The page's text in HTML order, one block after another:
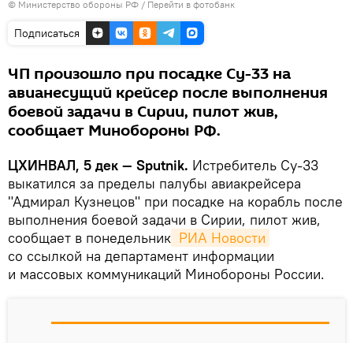
© Министерство обороны РФ / Перейти в фотобанк
Подписаться
ЧП произошло при посадке Су-33 на
авианесущий крейсер после выполнения
боевой задачи в Сирии, пилот жив,
сообщает Минобороны РФ.
ЦХИНВАЛ, 5 дек — Sputnik. Истребитель Су-33
выкатился за пределы палубы авиакрейсера
"Адмирал Кузнецов" при посадке на корабль после
выполнения боевой задачи в Сирии, пилот жив,
сообщает в понедельник РИА Новости
со ссылкой на департамент информации
и массовых коммуникаций Минобороны России.